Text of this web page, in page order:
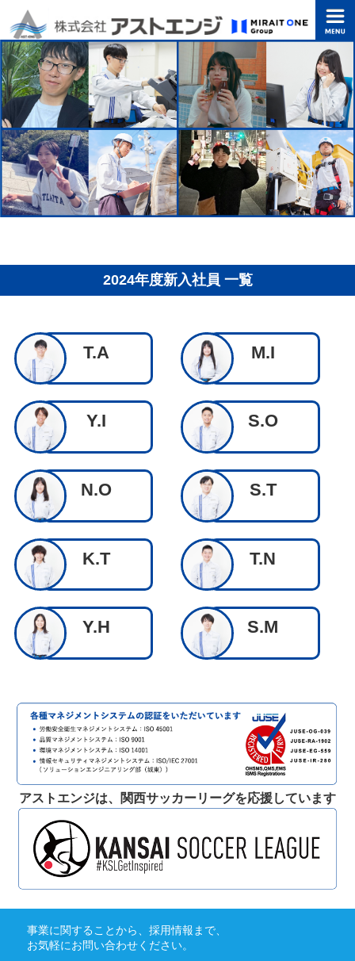
2024年度新入社員 一覧
T.A M.I
Y.I S.O
N.O S.T
K.T T.N
Y.H S.M
アストエンジは、関西サッカーリーグを応援しています
事業に関することから、採用情報まで、
お気軽にお問い合わせください。